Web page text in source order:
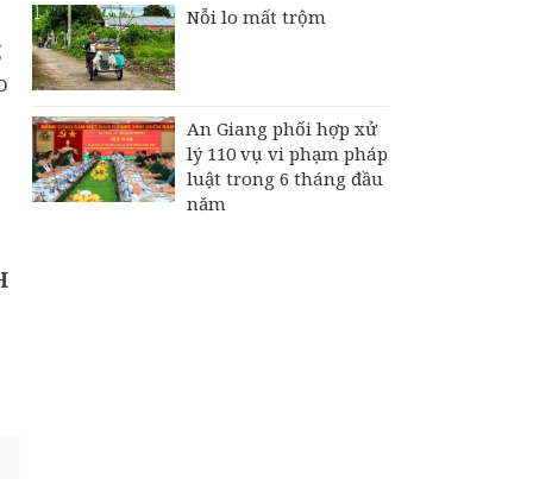
Nỗi lo mất trộm
An Giang phối hợp xử
lý 110 vụ vi phạm pháp
luật trong 6 tháng đầu
năm